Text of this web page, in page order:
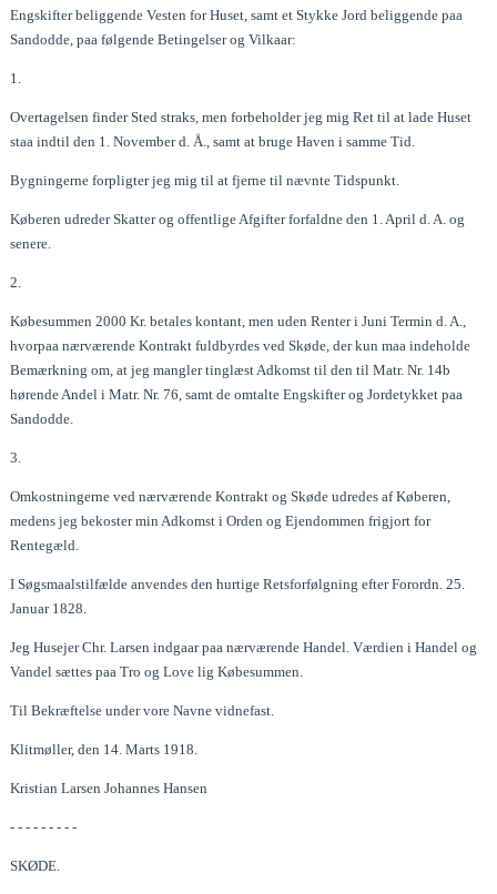
Engskifter beliggende Vesten for Huset, samt et Stykke Jord beliggende paa
Sandodde, paa følgende Betingelser og Vilkaar:
1.
Overtagelsen finder Sted straks, men forbeholder jeg mig Ret til at lade Huset
staa indtil den 1. November d. Å., samt at bruge Haven i samme Tid.
Bygningerne forpligter jeg mig til at fjerne til nævnte Tidspunkt.
Køberen udreder Skatter og offentlige Afgifter forfaldne den 1. April d. A. og
senere.
2.
Købesummen 2000 Kr. betales kontant, men uden Renter i Juni Termin d. A.,
hvorpaa nærværende Kontrakt fuldbyrdes ved Skøde, der kun maa indeholde
Bemærkning om, at jeg mangler tinglæst Adkomst til den til Matr. Nr. 14b
hørende Andel i Matr. Nr. 76, samt de omtalte Engskifter og Jordetykket paa
Sandodde.
3.
Omkostningerne ved nærværende Kontrakt og Skøde udredes af Køberen,
medens jeg bekoster min Adkomst i Orden og Ejendommen frigjort for
Rentegæld.
I Søgsmaalstilfælde anvendes den hurtige Retsforfølgning efter Forordn. 25.
Januar 1828.
Jeg Husejer Chr. Larsen indgaar paa nærværende Handel. Værdien i Handel og
Vandel sættes paa Tro og Love lig Købesummen.
Til Bekræftelse under vore Navne vidnefast.
Klitmøller, den 14. Marts 1918.
Kristian Larsen Johannes Hansen
- - - - - - - - -
SKØDE.